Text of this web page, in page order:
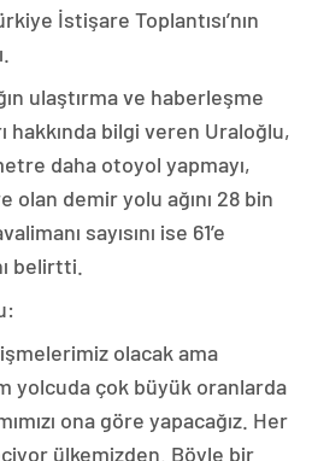
İstişare Toplantısı’nın
ulaştırma ve haberleşme
hakkında bilgi veren Uraloğlu,
daha otoyol yapmayı,
olan demir yolu ağını 28 bin
sayısını ise 61’e
belirtti.
olacak ama
yolcuda çok büyük oranlarda
ona göre yapacağız. Her
ülkemizden. Böyle bir